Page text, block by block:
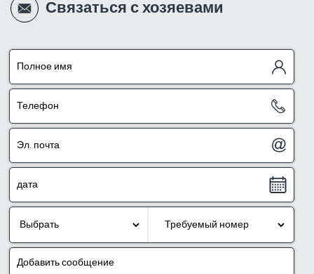
Связаться с хозяевами